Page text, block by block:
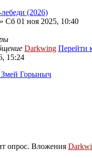
(2026)
» Сб 01 ноя 2025, 10:40
Darkwing Перейти
15:24
Горыныч
опрос. Вложения